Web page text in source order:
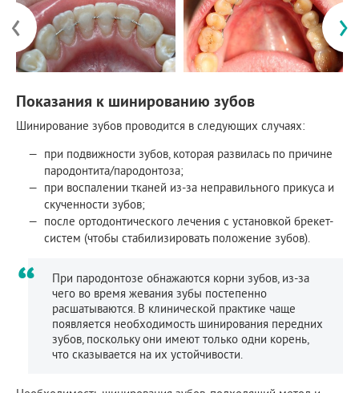
‹ ›
Показания к шинированию зубов
Шинирование зубов проводится в следующих случаях:
при подвижности зубов, которая развилась по причине
пародонтита/пародонтоза;
при воспалении тканей из-за неправильного прикуса и
скученности зубов;
после ортодонтического лечения с установкой брекет-
систем (чтобы стабилизировать положение зубов).
При пародонтозе обнажаются корни зубов, из-за
чего во время жевания зубы постепенно
расшатываются. В клинической практике чаще
появляется необходимость шинирования передних
зубов, поскольку они имеют только одни корень,
что сказывается на их устойчивости.